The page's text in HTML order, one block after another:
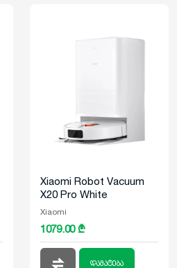
Xiaomi Robot Vacuum
X20 Pro White
Xiaomi
1079.00 ₾
დამატება